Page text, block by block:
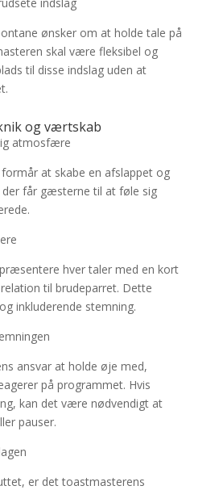
ønsker om at holde tale på
skal være fleksibel og
til disse indslag uden at
og værtskab
atmosfære
at skabe en afslappet og
der får gæsterne til at føle sig
hver taler med en kort
til brudeparret. Dette
inkluderende stemning.
ansvar at holde øje med,
på programmet. Hvis
kan det være nødvendigt at
pauser.
er det toastmasterens